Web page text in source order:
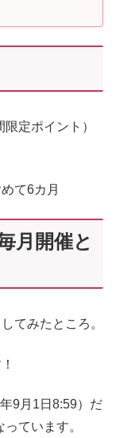
定ポイント）
て6カ月
月開催と
てみたところ。
9月1日8:59）だ
ています。